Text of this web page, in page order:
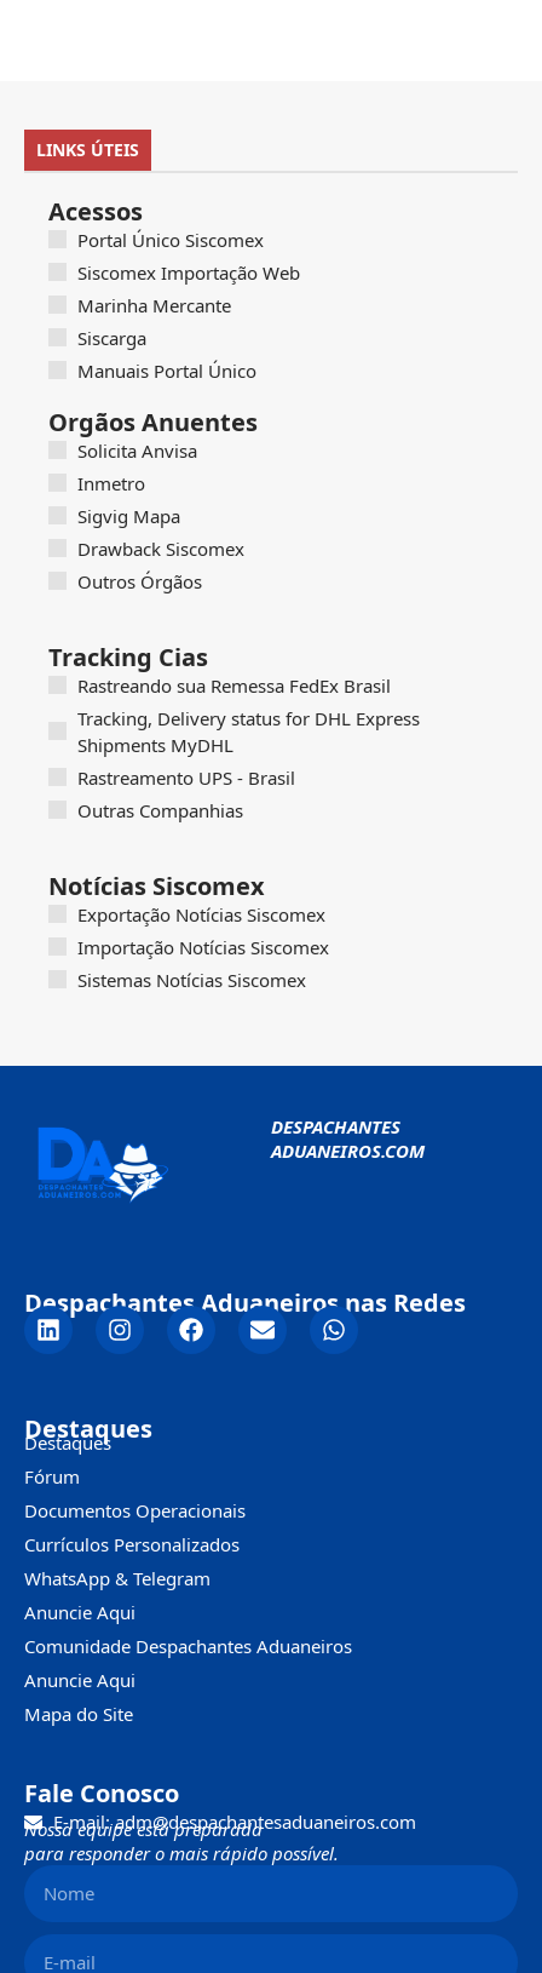
LINKS ÚTEIS
Acessos
Portal Único Siscomex
Siscomex Importação Web
Marinha Mercante
Siscarga
Manuais Portal Único
Orgãos Anuentes
Solicita Anvisa
Inmetro
Sigvig Mapa
Drawback Siscomex
Outros Órgãos
Tracking Cias
Rastreando sua Remessa FedEx Brasil
Tracking, Delivery status for DHL Express
Shipments MyDHL
Rastreamento UPS - Brasil
Outras Companhias
Notícias Siscomex
Exportação Notícias Siscomex
Importação Notícias Siscomex
Sistemas Notícias Siscomex
DESPACHANTES
ADUANEIROS.COM
Despachantes Aduaneiros nas Redes
Destaques
Destaques
Fórum
Documentos Operacionais
Currículos Personalizados
WhatsApp & Telegram
Anuncie Aqui
Comunidade Despachantes Aduaneiros
Anuncie Aqui
Mapa do Site
Fale Conosco
E-mail: adm@despachantesaduaneiros.com
Nossa equipe está preparada
para responder o mais rápido possível.